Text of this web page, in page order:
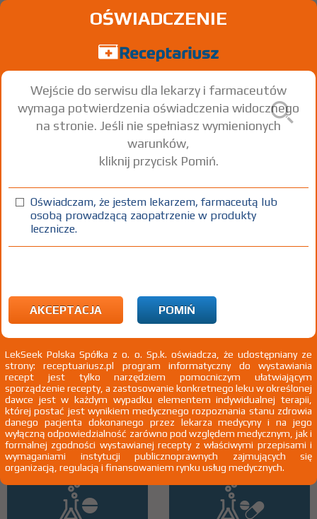
Lanadelumab
inj. [roztw.] 300 mg 1 fiol. Iniekcje
100%
napadami dziedzicznego obrzęku naczynioruchowego o ciężkim
przebiegu
Wszystkie dawki leku ATC
OŚWIADCZENIE
Wejście do serwisu dla lekarzy i farmaceutów
wymaga potwierdzenia oświadczenia widocznego
na stronie. Jeśli nie spełniasz wymienionych
warunków,
kliknij przycisk Pomiń.
Oświadczam, że jestem lekarzem, farmaceutą lub
osobą prowadzącą zaopatrzenie w produkty
lecznicze.
AKCEPTACJA POMIŃ
LekSeek Polska Spółka z o. o. Sp.k. oświadcza, że udostępniany ze
strony: receptuariusz.pl program informatyczny do wystawiania
recept jest tylko narzędziem pomocniczym ułatwiającym
sporządzenie recepty, a zastosowanie konkretnego leku w określonej
dawce jest w każdym wypadku elementem indywidualnej terapii,
której postać jest wynikiem medycznego rozpoznania stanu zdrowia
danego pacjenta dokonanego przez lekarza medycyny i na jego
wyłączną odpowiedzialność zarówno pod względem medycznym, jak i
formalnej zgodności wystawianej recepty z właściwymi przepisami i
wymaganiami instytucji publicznoprawnych zajmujących się
organizacją, regulacją i finansowaniem rynku usług medycznych.